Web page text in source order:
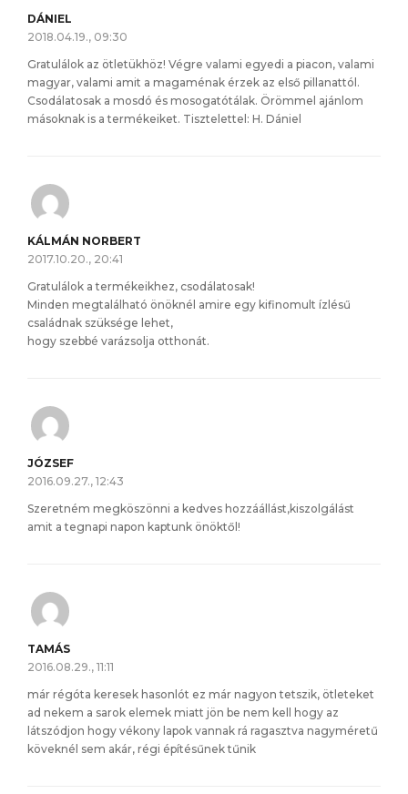
DÁNIEL
2018.04.19., 09:30
Gratulálok az ötletükhöz! Végre valami egyedi a piacon, valami
magyar, valami amit a magaménak érzek az első pillanattól.
Csodálatosak a mosdó és mosogatótálak. Örömmel ajánlom
másoknak is a termékeiket. Tisztelettel: H. Dániel
KÁLMÁN NORBERT
2017.10.20., 20:41
Gratulálok a termékeikhez, csodálatosak!
Minden megtalálható önöknél amire egy kifinomult ízlésű
családnak szüksége lehet,
hogy szebbé varázsolja otthonát.
JÓZSEF
2016.09.27., 12:43
Szeretném megköszönni a kedves hozzáállást,kiszolgálást
amit a tegnapi napon kaptunk önöktől!
TAMÁS
2016.08.29., 11:11
már régóta keresek hasonlót ez már nagyon tetszik, ötleteket
ad nekem a sarok elemek miatt jön be nem kell hogy az
látszódjon hogy vékony lapok vannak rá ragasztva nagyméretű
köveknél sem akár, régi építésűnek tűnik